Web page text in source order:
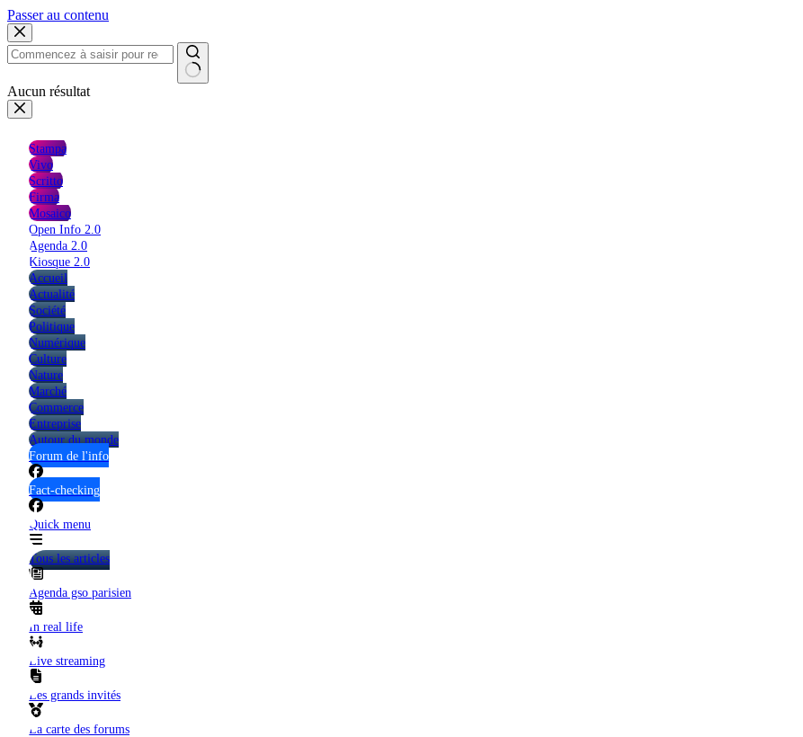
Passer au contenu
Aucun résultat
Stampa
Vivo
Scritto
Firma
Mosaico
Open Info 2.0
Agenda 2.0
Kiosque 2.0
Accueil
Actualité
Société
Politique
Numérique
Culture
Nature
Marché
Commerce
Entreprise
Autour du monde
Forum de l'info
Fact-checking
Quick menu
Tous les articles
Agenda gso parisien
In real life
Live streaming
Les grands invités
La carte des forums